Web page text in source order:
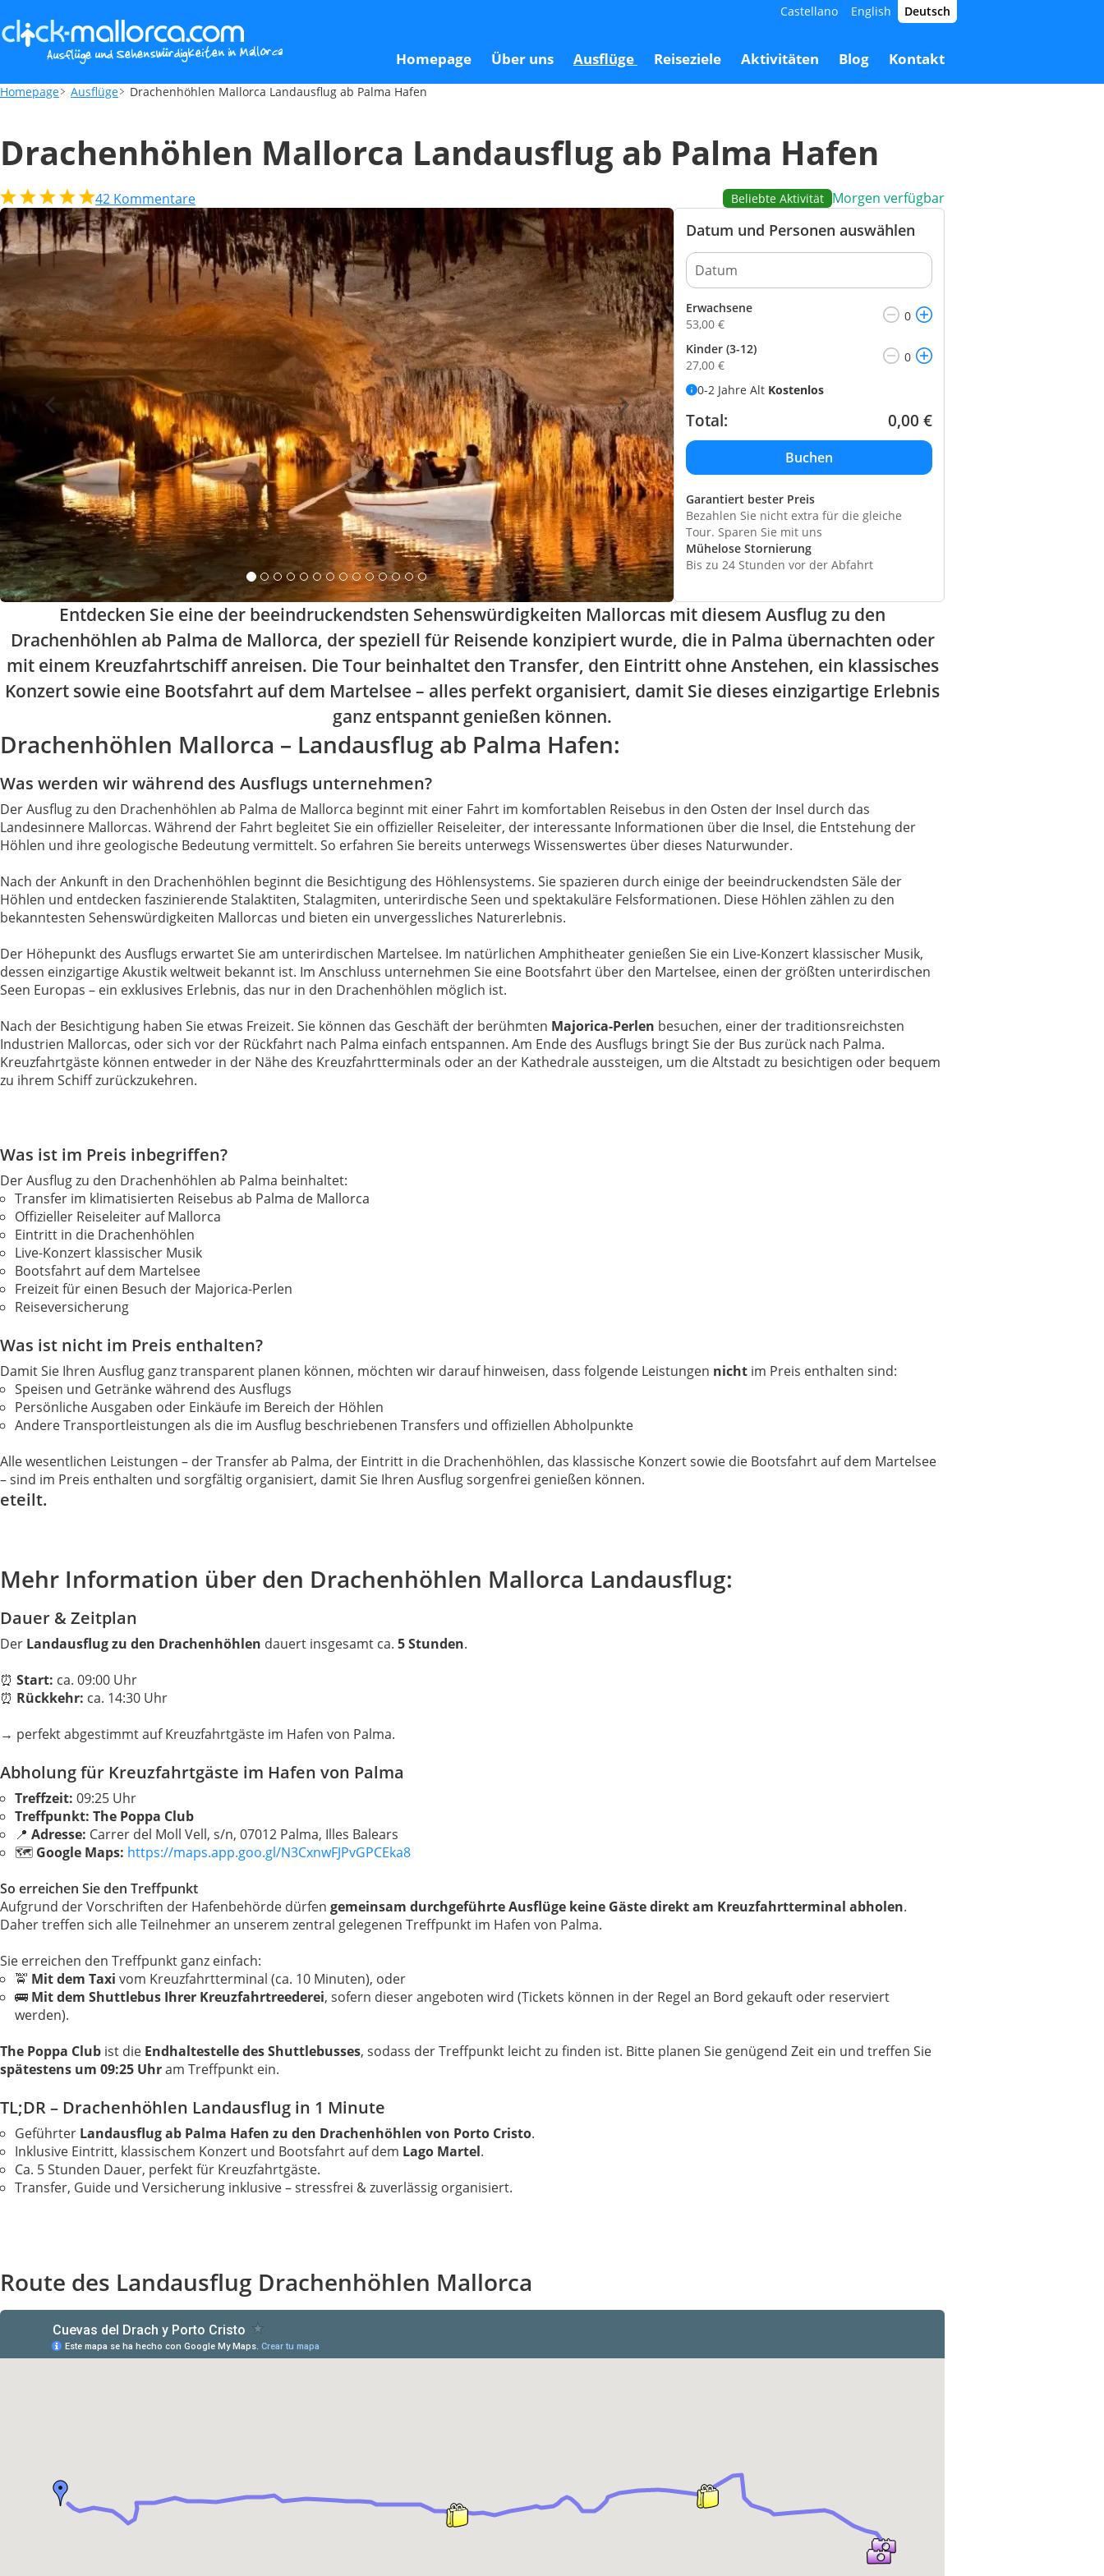
Homepage Über uns Ausflüge Reiseziele Aktivitäten Blog Kontakt
Castellano English Deutsch
Drachenhöhlen Mallorca Landausflug ab Palma Hafen 53,00 € 27,00 € Buchen
Homepage Ausflüge Drachenhöhlen Mallorca Landausflug ab Palma Hafen
Drachenhöhlen Mallorca Landausflug ab Palma Hafen
42 Kommentare Beliebte Aktivität Morgen verfügbar
Datum und Personen auswählen
Erwachsene
53,00 €
Kinder (3-12)
27,00 €
0-2 Jahre Alt Kostenlos
Total: 0,00 €
Garantiert bester Preis
Bezahlen Sie nicht extra für die gleiche
Tour. Sparen Sie mit uns
Mühelose Stornierung
Bis zu 24 Stunden vor der Abfahrt
Entdecken Sie eine der beeindruckendsten Sehenswürdigkeiten Mallorcas mit diesem Ausflug zu den
Drachenhöhlen ab Palma de Mallorca, der speziell für Reisende konzipiert wurde, die in Palma übernachten oder
mit einem Kreuzfahrtschiff anreisen. Die Tour beinhaltet den Transfer, den Eintritt ohne Anstehen, ein klassisches
Konzert sowie eine Bootsfahrt auf dem Martelsee – alles perfekt organisiert, damit Sie dieses einzigartige Erlebnis
ganz entspannt genießen können.
Drachenhöhlen Mallorca – Landausflug ab Palma Hafen:
Was werden wir während des Ausflugs unternehmen?
Der Ausflug zu den Drachenhöhlen ab Palma de Mallorca beginnt mit einer Fahrt im komfortablen Reisebus in den Osten der Insel durch das
Landesinnere Mallorcas. Während der Fahrt begleitet Sie ein offizieller Reiseleiter, der interessante Informationen über die Insel, die Entstehung der
Höhlen und ihre geologische Bedeutung vermittelt. So erfahren Sie bereits unterwegs Wissenswertes über dieses Naturwunder.
Nach der Ankunft in den Drachenhöhlen beginnt die Besichtigung des Höhlensystems. Sie spazieren durch einige der beeindruckendsten Säle der
Höhlen und entdecken faszinierende Stalaktiten, Stalagmiten, unterirdische Seen und spektakuläre Felsformationen. Diese Höhlen zählen zu den
bekanntesten Sehenswürdigkeiten Mallorcas und bieten ein unvergessliches Naturerlebnis.
Der Höhepunkt des Ausflugs erwartet Sie am unterirdischen Martelsee. Im natürlichen Amphitheater genießen Sie ein Live-Konzert klassischer Musik,
dessen einzigartige Akustik weltweit bekannt ist. Im Anschluss unternehmen Sie eine Bootsfahrt über den Martelsee, einen der größten unterirdischen
Seen Europas – ein exklusives Erlebnis, das nur in den Drachenhöhlen möglich ist.
Nach der Besichtigung haben Sie etwas Freizeit. Sie können das Geschäft der berühmten Majorica-Perlen besuchen, einer der traditionsreichsten
Industrien Mallorcas, oder sich vor der Rückfahrt nach Palma einfach entspannen. Am Ende des Ausflugs bringt Sie der Bus zurück nach Palma.
Kreuzfahrtgäste können entweder in der Nähe des Kreuzfahrtterminals oder an der Kathedrale aussteigen, um die Altstadt zu besichtigen oder bequem
zu ihrem Schiff zurückzukehren.
Was ist im Preis inbegriffen?
Der Ausflug zu den Drachenhöhlen ab Palma beinhaltet:
Transfer im klimatisierten Reisebus ab Palma de Mallorca
Offizieller Reiseleiter auf Mallorca
Eintritt in die Drachenhöhlen
Live-Konzert klassischer Musik
Bootsfahrt auf dem Martelsee
Freizeit für einen Besuch der Majorica-Perlen
Reiseversicherung
Was ist nicht im Preis enthalten?
Damit Sie Ihren Ausflug ganz transparent planen können, möchten wir darauf hinweisen, dass folgende Leistungen nicht im Preis enthalten sind:
Speisen und Getränke während des Ausflugs
Persönliche Ausgaben oder Einkäufe im Bereich der Höhlen
Andere Transportleistungen als die im Ausflug beschriebenen Transfers und offiziellen Abholpunkte
Alle wesentlichen Leistungen – der Transfer ab Palma, der Eintritt in die Drachenhöhlen, das klassische Konzert sowie die Bootsfahrt auf dem Martelsee
– sind im Preis enthalten und sorgfältig organisiert, damit Sie Ihren Ausflug sorgenfrei genießen können.
eteilt.
Mehr Information über den Drachenhöhlen Mallorca Landausflug:
Dauer & Zeitplan
Der Landausflug zu den Drachenhöhlen dauert insgesamt ca. 5 Stunden.
⏰ Start: ca. 09:00 Uhr
⏰ Rückkehr: ca. 14:30 Uhr
→ perfekt abgestimmt auf Kreuzfahrtgäste im Hafen von Palma.
Abholung für Kreuzfahrtgäste im Hafen von Palma
Treffzeit: 09:25 Uhr
Treffpunkt: The Poppa Club
📍 Adresse: Carrer del Moll Vell, s/n, 07012 Palma, Illes Balears
🗺 Google Maps: https://maps.app.goo.gl/N3CxnwFJPvGPCEka8
So erreichen Sie den Treffpunkt
Aufgrund der Vorschriften der Hafenbehörde dürfen gemeinsam durchgeführte Ausflüge keine Gäste direkt am Kreuzfahrtterminal abholen.
Daher treffen sich alle Teilnehmer an unserem zentral gelegenen Treffpunkt im Hafen von Palma.
Sie erreichen den Treffpunkt ganz einfach:
🚖 Mit dem Taxi vom Kreuzfahrtterminal (ca. 10 Minuten), oder
🚌 Mit dem Shuttlebus Ihrer Kreuzfahrtreederei, sofern dieser angeboten wird (Tickets können in der Regel an Bord gekauft oder reserviert
werden).
The Poppa Club ist die Endhaltestelle des Shuttlebusses, sodass der Treffpunkt leicht zu finden ist. Bitte planen Sie genügend Zeit ein und treffen Sie
spätestens um 09:25 Uhram Treffpunkt ein.
TL;DR – Drachenhöhlen Landausflug in 1 Minute
Geführter Landausflug ab Palma Hafen zu den Drachenhöhlen von Porto Cristo.
Inklusive Eintritt, klassischem Konzert und Bootsfahrt auf dem Lago Martel.
Ca. 5 Stunden Dauer, perfekt für Kreuzfahrtgäste.
Transfer, Guide und Versicherung inklusive – stressfrei & zuverlässig organisiert.
Route des Landausflug Drachenhöhlen Mallorca